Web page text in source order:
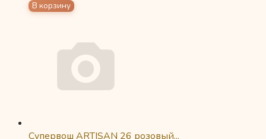
Супервош ARTISAN 26 розовый...